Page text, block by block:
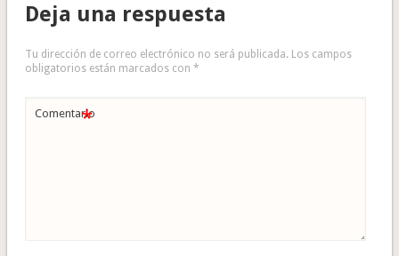
Deja una respuesta
Tu dirección de correo electrónico no será publicada. Los campos
obligatorios están marcados con *
Comentario
*